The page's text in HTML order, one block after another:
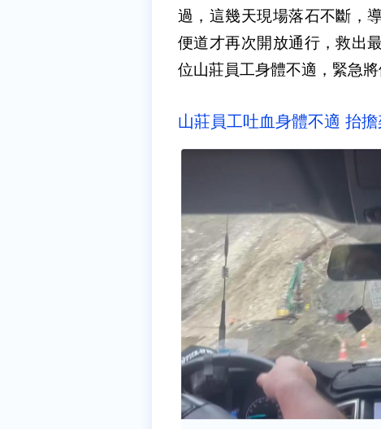
過，這幾天現場落石不斷，
便道才再次開放通行，救出
位山莊員工身體不適，緊急將
山莊員工吐血身體不適 抬